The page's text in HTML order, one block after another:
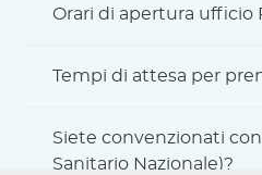
Orari di apertura ufficio
Tempi di attesa per
Siete convenzionati con
Sanitario Nazionale)?